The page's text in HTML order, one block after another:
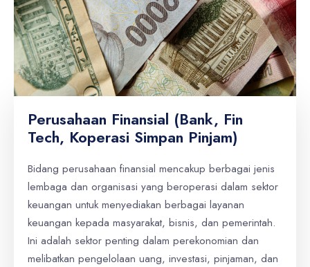
Perusahaan Finansial (Bank, Fin
Tech, Koperasi Simpan Pinjam)
Bidang perusahaan finansial mencakup berbagai jenis
lembaga dan organisasi yang beroperasi dalam sektor
keuangan untuk menyediakan berbagai layanan
keuangan kepada masyarakat, bisnis, dan pemerintah.
Ini adalah sektor penting dalam perekonomian dan
melibatkan pengelolaan uang, investasi, pinjaman, dan